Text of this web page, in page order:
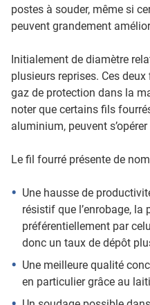
postes à souder, même si
peuvent grandement
Initialement de diamètre
plusieurs reprises. Ces
gaz de protection dans la
noter que certains fils
aluminium, peuvent
Le fil fourré présente de
Une hausse de
résistif que l’enrobage,
préférentiellement par
donc un taux de dépôt
Une meilleure qualité
en particulier grâce au